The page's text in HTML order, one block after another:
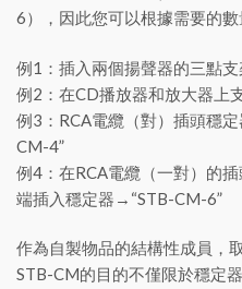
6），因此您可以根據需要的數
例1：插入兩個揚聲器的三點
例2：在CD播放器和放大器上
例3：RCA電纜（對）插頭穩
CM-4”
例4：在RCA電纜（一對）的
端插入穩定器→“STB-CM-6”
作為自製物品的結構性成員，
STB-CM的目的不僅限於穩定